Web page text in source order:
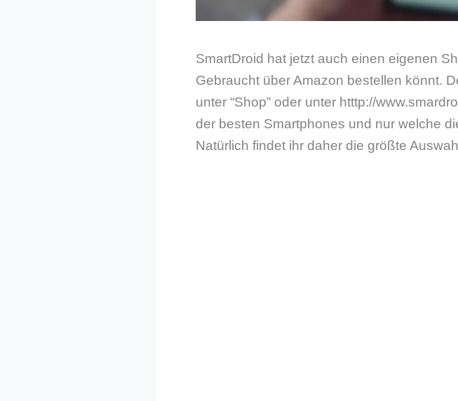
SmartDroid hat jetzt auch einen eigenen
Gebraucht über Amazon bestellen könnt.
unter “Shop” oder unter htttp://
der besten Smartphones und nur welche
Natürlich findet ihr daher die größte